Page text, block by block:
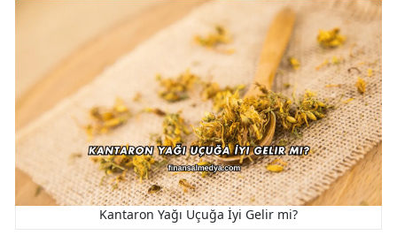
Kantaron Yağı Uçuğa İyi Gelir mi?